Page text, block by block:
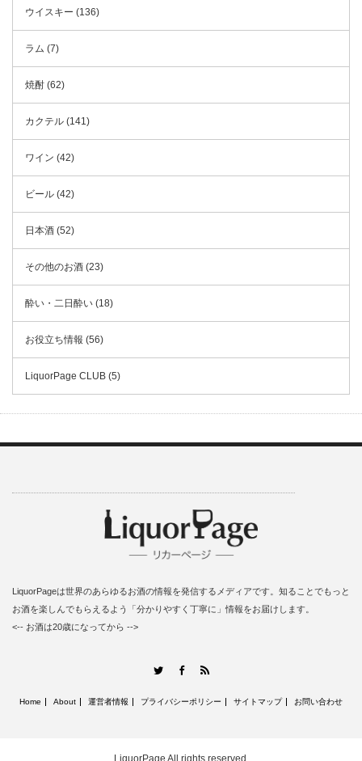
ウイスキー (136)
ラム (7)
焼酎 (62)
カクテル (141)
ワイン (42)
ビール (42)
日本酒 (52)
その他のお酒 (23)
酔い・二日酔い (18)
お役立ち情報 (56)
LiquorPage CLUB (5)
LiquorPageは世界のあらゆるお酒の情報を発信するメディアです。知ることでもっと
お酒を楽しんでもらえるよう「分かりやすく丁寧に」情報をお届けします。
<-- お酒は20歳になってから -->
TwitterFacebook
Home About 運営者情報 プライバシーポリシー サイトマップ お問い合わせ